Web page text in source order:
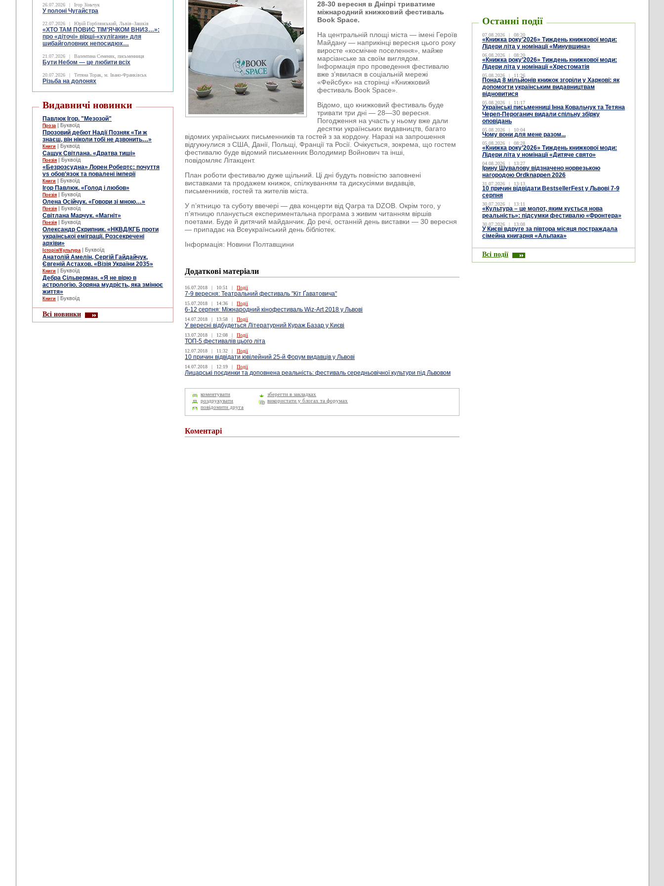
26.07.2026 | Ігор Зіньчук
У полоні Чугайстра
22.07.2026 | Юрій Горблянський, Львів–Зашків
«ХТО ТАМ ПОВИС ТІМ’ЯЧКОМ ВНИЗ…»:
про «діточі» вірші-«хулігани» для
шибайголовних непосидюх…
21.07.2026 | Валентина Семеняк, письменниця
Бути Небом ― це любити всіх
20.07.2026 | Тетяна Торак, м. Івано-Франківськ
Різьба на долонях
Видавничі новинки
Павлюк Ігор. "Мезозой"
Проза | Буквоїд
Прозовий дебют Надії Позняк «Ти ж
знаєш, він ніколи тобі не дзвонить…»
Книги | Буквоїд
Сащук Світлана. «Дратва тиші»
Поезія | Буквоїд
«Безрозсудна» Лорен Робертс: почуття
vs обов’язок та повалені імперії
Книги | Буквоїд
Ігор Павлюк. «Голод і любов»
Поезія | Буквоїд
Олена Осійчук. «Говори зі мною…»
Поезія | Буквоїд
Світлана Марчук. «Магніт»
Поезія | Буквоїд
Олександр Скрипник. «НКВД/КГБ проти
української еміграції. Розсекречені
архіви»
Історія/Культура | Буквоїд
Анатолій Амелін, Сергій Гайдайчук,
Євгеній Астахов. «Візія України 2035»
Книги | Буквоїд
Дебра Сільверман. «Я не вірю в
астрологію. Зоряна мудрість, яка змінює
життя»
Книги | Буквоїд
Всі новинки
28-30 вересня в Дніпрі триватиме
міжнародний книжковий фестиваль
Book Space.
На центральній площі міста — імені Героїв
Майдану — наприкінці вересня цього року
виросте «космічне поселення», майже
марсіанське за своїм виглядом.
Інформація про проведення фестивалю
вже з’явилася в соціальній мережі
«Фейсбук» на сторінці «Книжковий
фестиваль Book Space».
Відомо, що книжковий фестиваль буде
тривати три дні — 28—30 вересня.
Погодження на участь у ньому вже дали
десятки українських видавництв, багато
відомих українських письменників та гостей з за кордону. Наразі на запрошення
відгукнулися з США, Данії, Польщі, Франції та Росії. Очікується, зокрема, що гостем
фестивалю буде відомий письменник Володимир Войнович та інші,
повідомляє Літакцент.
План роботи фестивалю дуже щільний. Ці дні будуть повністю заповнені
виставками та продажем книжок, спілкуванням та дискусіями видавців,
письменників, гостей та жителів міста.
У п’ятницю та суботу ввечері — два концерти від Qarpa та DZOB. Окрім того, у
п’ятницю планується експериментальна програма з живим читанням віршів
поетами. Буде й дитячий майданчик. До речі, останній день виставки — 30 вересня
— припадає на Всеукраїнський день бібліотек.
Інформація: Новини Полтавщини
Додаткові матеріали
16.07.2018 | 10:51 | Події
7-9 вересня: Театральний фестиваль "Кіт Ґаватовича"
15.07.2018 | 14:36 | Події
6-12 серпня: Міжнародний кінофестиваль Wiz-Art 2018 у Львові
14.07.2018 | 13:58 | Події
У вересні відбудеться Літературний Кураж Базар у Києві
13.07.2018 | 12:08 | Події
ТОП-5 фестивалів цього літа
12.07.2018 | 11:32 | Події
10 причин відвідати ювілейний 25-й Форум видавців у Львові
14.07.2018 | 12:19 | Події
Лицарські поєдинки та доповнена реальність: фестиваль середньовічної культури під Львовом
коментувати
зберегти в закладках
роздрукувати
використати у блогах та форумах
повідомити друга
Коментарі
Останні події
07.08.2026 | 08:20
«Книжка року’2026» Тиждень книжкової моди:
Лідери літа у номінації «Минувшина»
06.08.2026 | 08:20
«Книжка року’2026» Тиждень книжкової моди:
Лідери літа у номінації «Хрестоматія
05.08.2026 | 11:26
Понад 8 мільйонів книжок згоріли у Харкові: як
допомогти українським видавництвам
відновитися
05.08.2026 | 11:17
Українські письменниці Інна Ковальчук та Тетяна
Череп-Пероганич видали спільну збірку
оповідань
05.08.2026 | 10:04
Чому вони для мене разом...
05.08.2026 | 08:28
«Книжка року’2026» Тиждень книжкової моди:
Лідери літа у номінації «Дитяче свято»
04.08.2026 | 13:27
Ірину Шувалову відзначено норвезькою
нагородою Ordknappen 2026
31.07.2026 | 13:13
10 причин відвідати BestsellerFest у Львові 7-9
серпня
30.07.2026 | 13:11
«Культура – це молот, яким кується нова
реальність»: підсумки фестивалю «Фронтера»
30.07.2026 | 13:08
У Києві вдруге за півтора місяця постраждала
сімейна книгарня «Альпака»
Всі події